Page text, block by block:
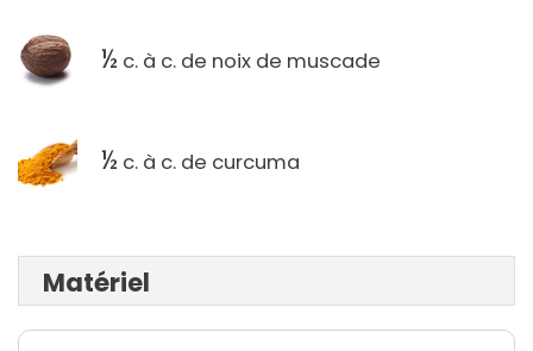
½ c. à c. de noix de muscade
½ c. à c. de curcuma
Matériel